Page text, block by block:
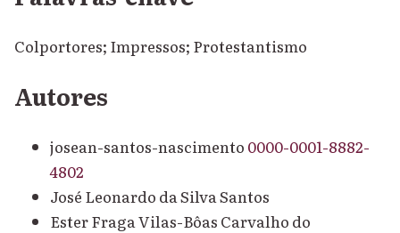
Colportores; Impressos; Protestantismo
Autores
josean-santos-nascimento 0000-0001-8882-
4802
José Leonardo da Silva Santos
Ester Fraga Vilas-Bôas Carvalho do